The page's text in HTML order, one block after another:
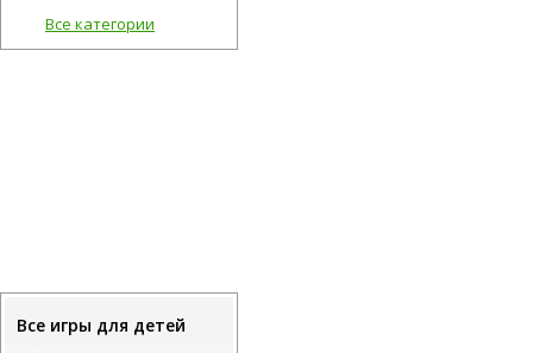
Все категории
Все игры для детей